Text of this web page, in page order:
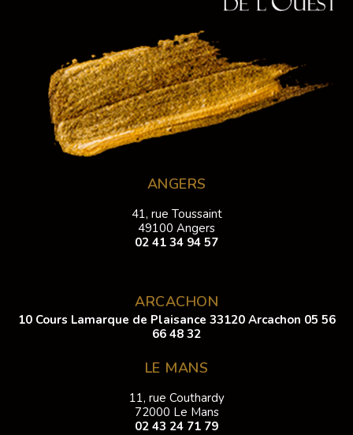
ANGERS
41, rue Toussaint
49100 Angers
02 41 34 94 57
ARCACHON
10 Cours Lamarque de Plaisance 33120 Arcachon 05 56
66 48 32
LE MANS
11, rue Couthardy
72000 Le Mans
02 43 24 71 79